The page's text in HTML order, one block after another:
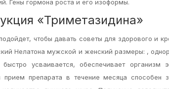
Гены гормона роста и его изоформы.
«Триметазидина»
чтобы давать советы для здорового и
Нелатона мужской и женский размеры: ,
быстро усваивается, обеспечивает
прием препарата в течение месяца